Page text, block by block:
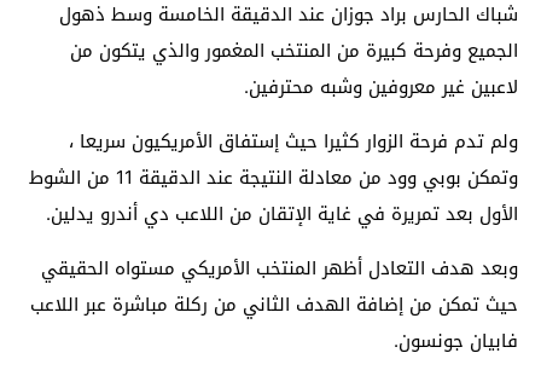
شباك الحارس براد جوزان عند الدقيقة الخامسة وسط ذهول
الجميع وفرحة كبيرة من المنتخب المغمور والذي يتكون من
لاعبين غير معروفين وشبه محترفين.
ولم تدم فرحة الزوار كثيرا حيث إستفاق الأمريكيون سريعا ،
وتمكن بوبي وود من معادلة النتيجة عند الدقيقة 11 من الشوط
الأول بعد تمريرة في غاية الإتقان من اللاعب دي أندرو يدلين.
وبعد هدف التعادل أظهر المنتخب الأمريكي مستواه الحقيقي
حيث تمكن من إضافة الهدف الثاني من ركلة مباشرة عبر اللاعب
فابيان جونسون.